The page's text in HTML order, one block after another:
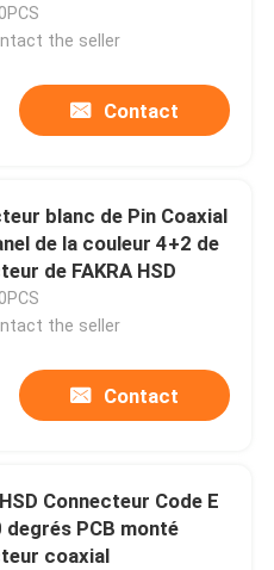
the seller
Contact
blanc de Pin Coaxial
de la couleur 4+2 de
de FAKRA HSD
the seller
Contact
Connecteur Code E
degrés PCB monté
coaxial